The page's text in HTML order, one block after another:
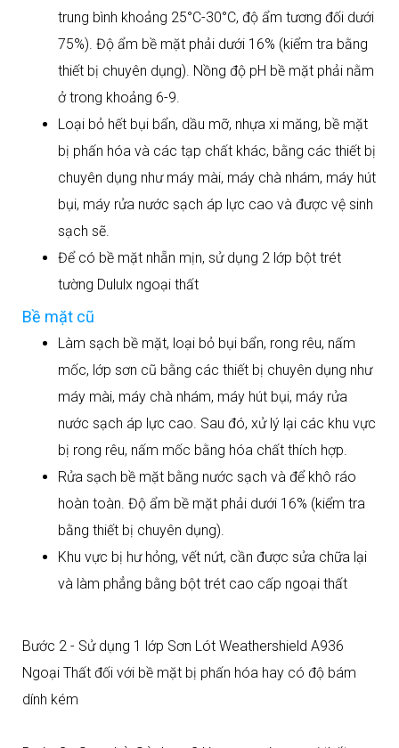
trung bình khoảng 25°C-30°C, độ ẩm tương đối dưới
75%). Độ ẩm bề mặt phải dưới 16% (kiểm tra bằng
thiết bị chuyên dụng). Nồng độ pH bề mặt phải nằm
ở trong khoảng 6-9.
Loại bỏ hết bụi bẩn, dầu mỡ, nhựa xi măng, bề mặt
bị phấn hóa và các tạp chất khác, bằng các thiết bị
chuyên dụng như máy mài, máy chà nhám, máy hút
bụi, máy rửa nước sạch áp lực cao và được vệ sinh
sạch sẽ.
Để có bề mặt nhẵn mịn, sử dụng 2 lớp bột trét
tường Dululx ngoại thất
Bề mặt cũ
Làm sạch bề mặt, loại bỏ bụi bẩn, rong rêu, nấm
mốc, lớp sơn cũ bằng các thiết bị chuyên dụng như
máy mài, máy chà nhám, máy hút bụi, máy rửa
nước sạch áp lực cao. Sau đó, xử lý lại các khu vực
bị rong rêu, nấm mốc bằng hóa chất thích hợp.
Rửa sạch bề mặt bằng nước sạch và để khô ráo
hoàn toàn. Độ ẩm bề mặt phải dưới 16% (kiểm tra
bằng thiết bị chuyên dụng).
Khu vực bị hư hỏng, vết nứt, cần được sửa chữa lại
và làm phẳng bằng bột trét cao cấp ngoại thất
Bước 2 - Sử dụng 1 lớp Sơn Lót Weathershield A936
Ngoại Thất đối với bề mặt bị phấn hóa hay có độ bám
dính kém